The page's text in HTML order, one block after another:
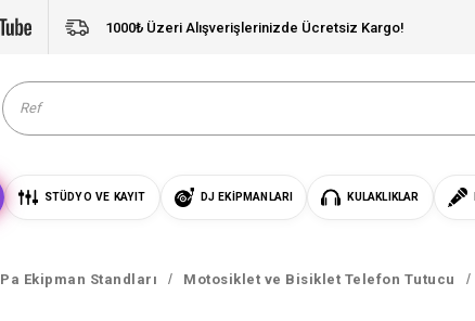
1000₺ Üzeri Alışverişlerinizde Ücretsiz Kargo!
STÜDYO VE KAYIT DJ EKIPMANLARI KULAKLIKLAR
Pa Ekipman Standları Motosiklet ve Bisiklet Telefon Tutucu